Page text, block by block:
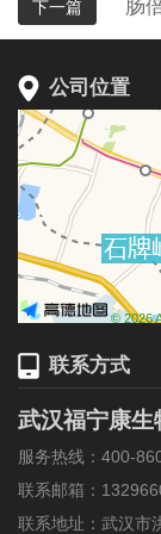
下一篇 肠
公司位置
© 2026
联系方式
武汉福宁康生
服务热线：400-
联系邮箱：
联系地址：武汉市